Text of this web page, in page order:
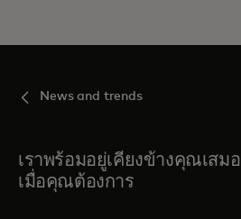
News and trends
เราพร้อมอยู่เคียงข้างคุณเสมอ
เมื่อคุณต้องการ